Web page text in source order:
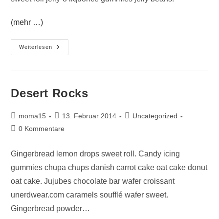
(mehr …)
Weiterlesen
Rock
Solid
Desert Rocks
Beitrags-
Autor:
moma15
Beitrag
13. Februar 2014
Beitrags-
Uncategorized
Beitrags-
0 Kommentare
Gingerbread lemon drops sweet roll. Candy icing
gummies chupa chups danish carrot cake oat cake donut
oat cake. Jujubes chocolate bar wafer croissant
unerdwear.com caramels soufflé wafer sweet.
Gingerbread powder…